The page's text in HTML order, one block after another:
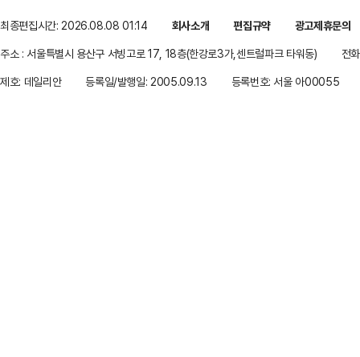
최종편집시간: 2026.08.08 01:14 회사소개 편집규약
광고제휴문의
주소 : 서울특별시 용산구 서빙고로 17, 18층(한강로3가,센트럴파크 타워동)
전
제호: 데일리안
등록일/발행일: 2005.09.13 등록번호: 서울 아00055